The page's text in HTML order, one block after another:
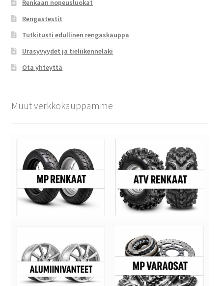
Renkaan nopeusluokat
Rengastestit
Tutkitusti edullinen rengaskauppa
Urasyvyydet ja tieliikennelaki
Ota yhteyttä
Muut verkkokauppamme